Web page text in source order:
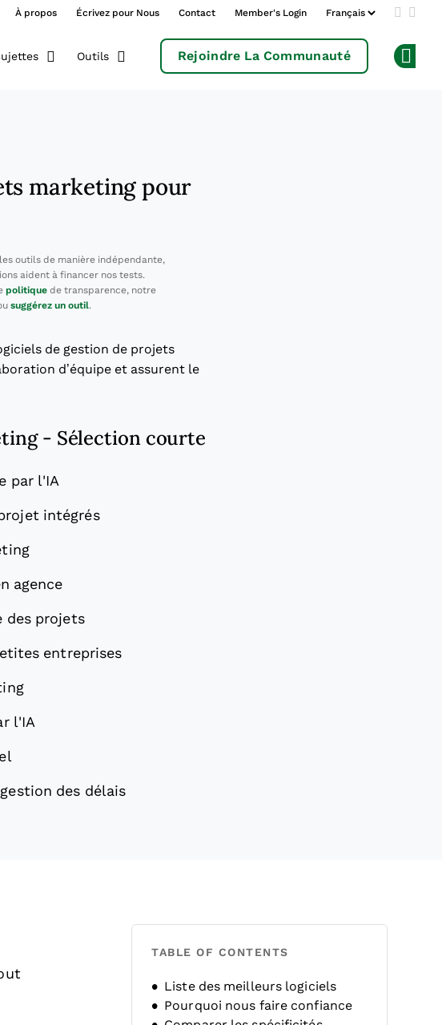
À propos Écrivez pour Nous Contact Member's Login Add us
Outils Rejoindre La Communauté
marketing pour
outils de manière indépendante,
aident à financer nos tests.
politiquede transparence, notre
suggérez un outil.
de gestion de projets
d’équipe et assurent le
- Sélection courte
par l'IA
intégrés
agence
des projets
entreprises
l'IA
des délais
TABLE OF CONTENTS
Liste des meilleurs logiciels
Pourquoi nous faire confiance